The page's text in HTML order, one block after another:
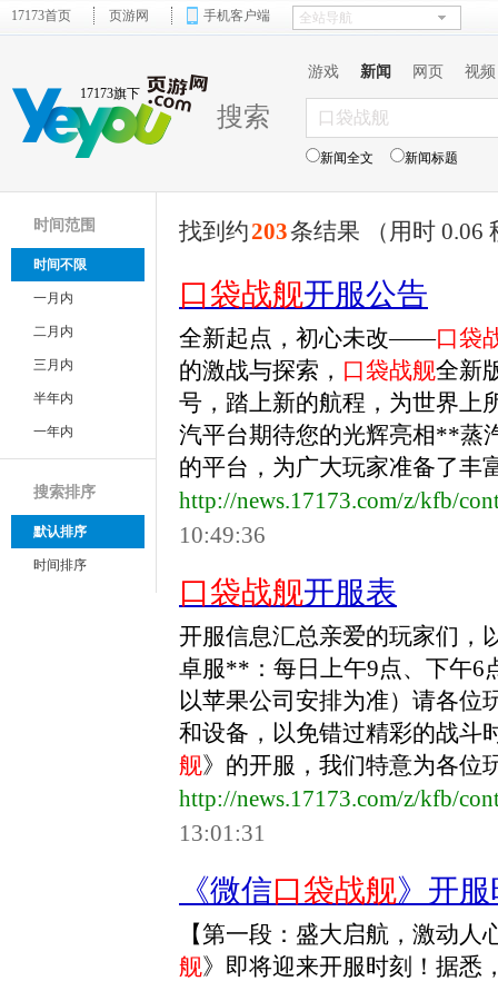
17173首页 页游网 手机客户端
17173旗下
游戏 新闻 网页 视频
搜索
新闻全文 新闻标题
时间范围
时间不限
一月内
二月内
三月内
半年内
一年内
搜索排序
默认排序
时间排序
找到约203条结果 （用时 0.06
口袋战舰开服公告
全新起点，初心未改——口袋
的激战与探索， 口袋战舰全新
号，踏上新的航程，为世界上
汽平台期待您的光辉亮相**蒸
的平台，为广大玩家准备了丰
http://news.17173.com/z/kfb/
10:49:36
口袋战舰开服表
开服信息汇总亲爱的玩家们，
卓服**：每日上午9点、下午
以苹果公司安排为准）请各位
和设备，以免错过精彩的战斗
舰》的开服，我们特意为各位
http://news.17173.com/z/kfb/
13:01:31
《微信口袋战舰》开
【第一段：盛大启航，激动
舰》即将迎来开服时刻！据悉